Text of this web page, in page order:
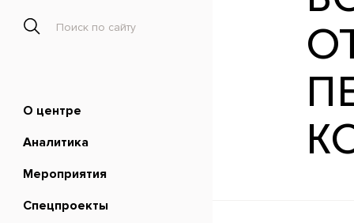
О центре
Аналитика
Мероприятия
Спецпроекты